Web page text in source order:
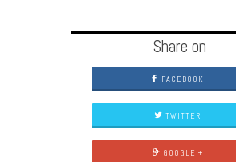
Share on
FACEBOOK
TWITTER
GOOGLE +